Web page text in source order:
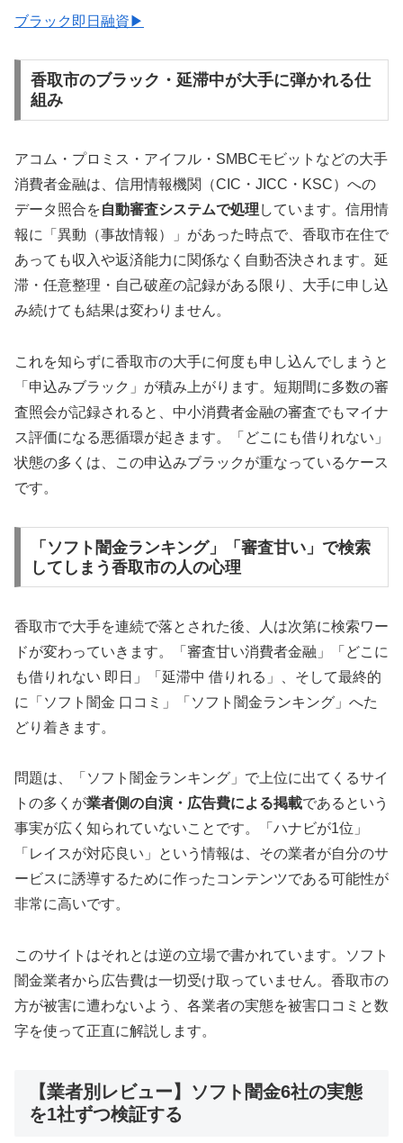
ブラック即日融資▶
香取市のブラック・延滞中が大手に弾かれる仕
組み
アコム・プロミス・アイフル・SMBCモビットなどの大手
消費者金融は、信用情報機関（CIC・JICC・KSC）への
データ照合を自動審査システムで処理 しています。信用情
報に「異動（事故情報）」があった時点で、香取市在住で
あっても収入や返済能力に関係なく自動否決されます。延
滞・任意整理・自己破産の記録がある限り、大手に申し込
み続けても結果は変わりません。
これを知らずに香取市の大手に何度も申し込んでしまうと
「申込みブラック」が積み上がります。短期間に多数の審
査照会が記録されると、中小消費者金融の審査でもマイナ
ス評価になる悪循環が起きます。「どこにも借りれない」
状態の多くは、この申込みブラックが重なっているケース
です。
「ソフト闇金ランキング」「審査甘い」で検索
してしまう香取市の人の心理
香取市で大手を連続で落とされた後、人は次第に検索ワー
ドが変わっていきます。「審査甘い消費者金融」「どこに
も借りれない 即日」「延滞中 借りれる」、そして最終的
に「ソフト闇金 口コミ」「ソフト闇金ランキング」へた
どり着きます。
問題は、「ソフト闇金ランキング」で上位に出てくるサイ
トの多くが業者側の自演・広告費による掲載であるという
事実が広く知られていないことです。「ハナビが1位」
「レイスが対応良い」という情報は、その業者が自分のサ
ービスに誘導するために作ったコンテンツである可能性が
非常に高いです。
このサイトはそれとは逆の立場で書かれています。ソフト
闇金業者から広告費は一切受け取っていません。香取市の
方が被害に遭わないよう、各業者の実態を被害口コミと数
字を使って正直に解説します。
【業者別レビュー】ソフト闇金6社の実態
を1社ずつ検証する